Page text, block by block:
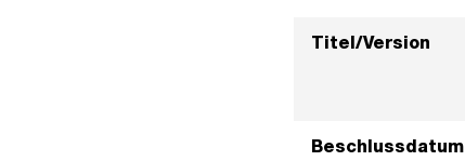
Titel/Version
Beschlussdatum